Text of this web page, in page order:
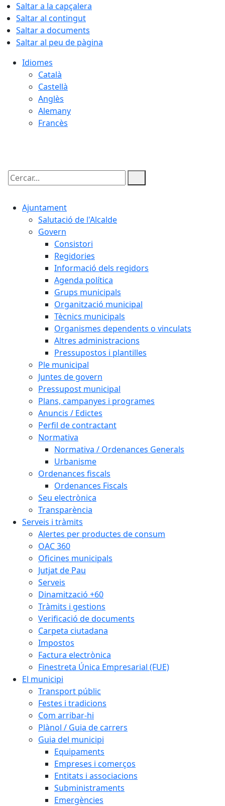
Saltar a la capçalera
Saltar al contingut
Saltar a documents
Saltar al peu de pàgina
Idiomes
Català
Castellà
Anglès
Alemany
Francès
Cercar:
Ajuntament
Salutació de l'Alcalde
Govern
Consistori
Regidories
Informació dels regidors
Agenda política
Grups municipals
Organització municipal
Tècnics municipals
Organismes dependents o vinculats
Altres administracions
Pressupostos i plantilles
Ple municipal
Juntes de govern
Pressupost municipal
Plans, campanyes i programes
Anuncis / Edictes
Perfil de contractant
Normativa
Normativa / Ordenances Generals
Urbanisme
Ordenances fiscals
Ordenances Fiscals
Seu electrònica
Transparència
Serveis i tràmits
Alertes per productes de consum
OAC 360
Oficines municipals
Jutjat de Pau
Serveis
Dinamització +60
Tràmits i gestions
Verificació de documents
Carpeta ciutadana
Impostos
Factura electrònica
Finestreta Única Empresarial (FUE)
El municipi
Transport públic
Festes i tradicions
Com arribar-hi
Plànol / Guia de carrers
Guia del municipi
Equipaments
Empreses i comerços
Entitats i associacions
Subministraments
Emergències